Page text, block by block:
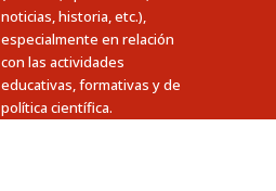
noticias, historia, etc.),
especialmente en relación
con las actividades
educativas, formativas y de
política científica.